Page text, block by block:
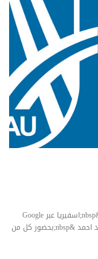
اجتمع مجلس الكلية رقم (2025/2) بتاريخ 2025/2/6/28 &nbsp;اسفيريا عبر Google
Meet ترأس الاجتماع السيد عميد الكلية د/ اعتدال محمد احمد &nbsp;بحضور كل من